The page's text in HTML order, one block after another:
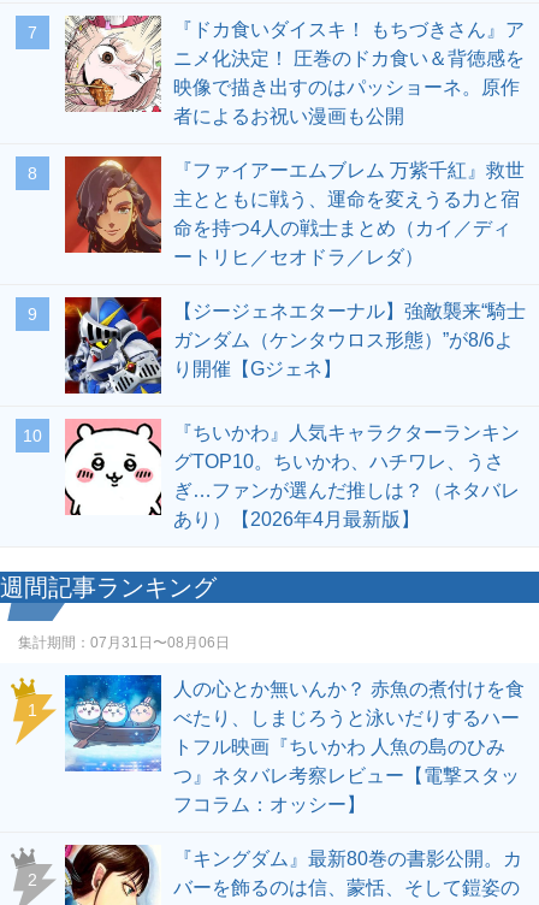
7
『ドカ食いダイスキ！ もちづきさん』ア
ニメ化決定！ 圧巻のドカ食い＆背徳感を
映像で描き出すのはパッショーネ。原作
者によるお祝い漫画も公開
8
『ファイアーエムブレム 万紫千紅』救世
主とともに戦う、運命を変えうる力と宿
命を持つ4人の戦士まとめ（カイ／ディ
ートリヒ／セオドラ／レダ）
9
【ジージェネエターナル】強敵襲来“騎士
ガンダム（ケンタウロス形態）”が8/6よ
り開催【Gジェネ】
10
『ちいかわ』人気キャラクターランキン
グTOP10。ちいかわ、ハチワレ、うさ
ぎ…ファンが選んだ推しは？（ネタバレ
あり）【2026年4月最新版】
週間記事ランキング
集計期間： 07月31日〜08月06日
1
人の心とか無いんか？ 赤魚の煮付けを食
べたり、しまじろうと泳いだりするハー
トフル映画『ちいかわ 人魚の島のひみ
つ』ネタバレ考察レビュー【電撃スタッ
フコラム：オッシー】
2
『キングダム』最新80巻の書影公開。カ
バーを飾るのは信、蒙恬、そして鎧姿の